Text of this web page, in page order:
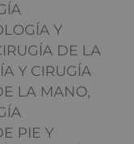
Y
DE LA
Y CIRUGÍA
LA MANO,
PIE Y